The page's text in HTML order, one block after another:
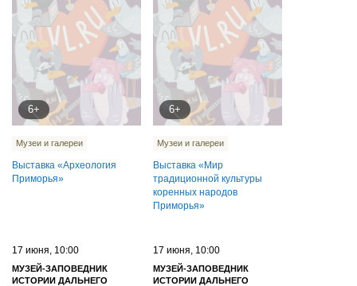
6+
Музеи и галереи
Выставка «Археология
Приморья»
6+
Музеи и галереи
Выставка «Мир
традиционной культуры
коренных народов
Приморья»
17 июня, 10:00
МУЗЕЙ-ЗАПОВЕДНИК
ИСТОРИИ ДАЛЬНЕГО
17 июня, 10:00
МУЗЕЙ-ЗАПОВЕДНИК
ИСТОРИИ ДАЛЬНЕГО